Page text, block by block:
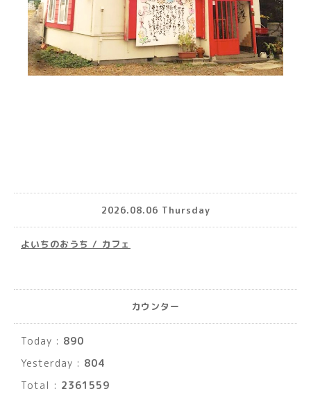
2026.08.06 Thursday
よいちのおうち / カフェ
カウンター
Today : 890
Yesterday : 804
Total : 2361559